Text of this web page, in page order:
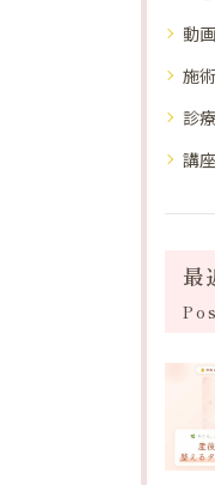
動画
施
診
講
最